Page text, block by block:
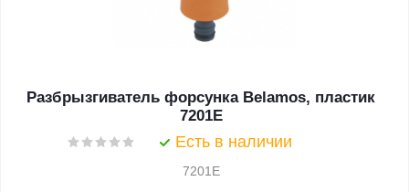
Разбрызгиватель форсунка Belamos, пластик
7201Е
Есть в наличии
7201E